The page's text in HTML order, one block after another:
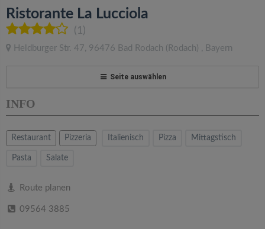
Ristorante La Lucciola
(1)
Heldburger Str. 47, 96476 Bad Rodach (Rodach) , Bayern
Seite auswählen
INFO
Restaurant Pizzeria Italienisch Pizza Mittagstisch
Pasta Salate
Route planen
09564 3885
l
e
a
v
g